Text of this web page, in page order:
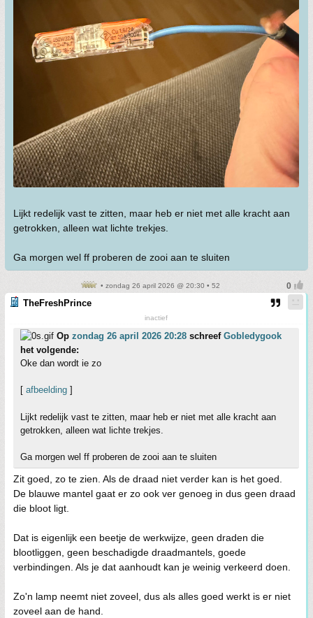
Lijkt redelijk vast te zitten, maar heb er niet met alle kracht aan
getrokken, alleen wat lichte trekjes.
Ga morgen wel ff proberen de zooi aan te sluiten
• zondag 26 april 2026 @ 20:30 • 52
TheFreshPrince
inactief
Op zondag 26 april 2026 20:28 schreef Gobledygook
het volgende:
Oke dan wordt ie zo
[ afbeelding ]
Lijkt redelijk vast te zitten, maar heb er niet met alle kracht aan
getrokken, alleen wat lichte trekjes.
Ga morgen wel ff proberen de zooi aan te sluiten
Zit goed, zo te zien. Als de draad niet verder kan is het goed.
De blauwe mantel gaat er zo ook ver genoeg in dus geen draad
die bloot ligt.
Dat is eigenlijk een beetje de werkwijze, geen draden die
blootliggen, geen beschadigde draadmantels, goede
verbindingen. Als je dat aanhoudt kan je weinig verkeerd doen.
Zo'n lamp neemt niet zoveel, dus als alles goed werkt is er niet
zoveel aan de hand.